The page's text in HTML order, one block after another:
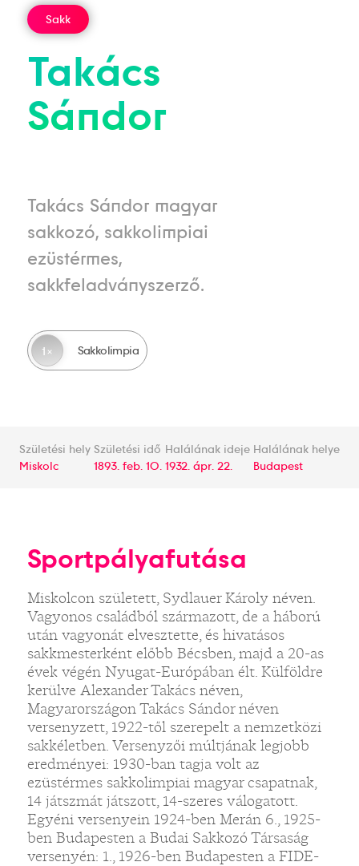
Sakk
Takács
Sándor
Takács Sándor magyar
sakkozó, sakkolimpiai
ezüstérmes,
sakkfeladványszerző.
1 Sakkolimpia
Születési hely
Miskolc
Születési idő
1893. feb. 10.
Halálának ideje
1932. ápr. 22.
Halálának helye
Budapest
Sportpályafutása
Miskolcon született, Sydlauer Károly néven.
Vagyonos családból származott, de a háború
után vagyonát elvesztette, és hivatásos
sakkmesterként előbb Bécsben, majd a 20-as
évek végén Nyugat-Európában élt. Külföldre
kerülve Alexander Takács néven,
Magyarországon Takács Sándor néven
versenyzett, 1922-től szerepelt a nemzetközi
sakkéletben. Versenyzői múltjának legjobb
eredményei: 1930-ban tagja volt az
ezüstérmes sakkolimpiai magyar csapatnak,
14 játszmát játszott, 14-szeres válogatott.
Egyéni versenyein 1924-ben Merán 6., 1925-
ben Budapesten a Budai Sakkozó Társaság
versenyén: 1., 1926-ben Budapesten a FIDE-